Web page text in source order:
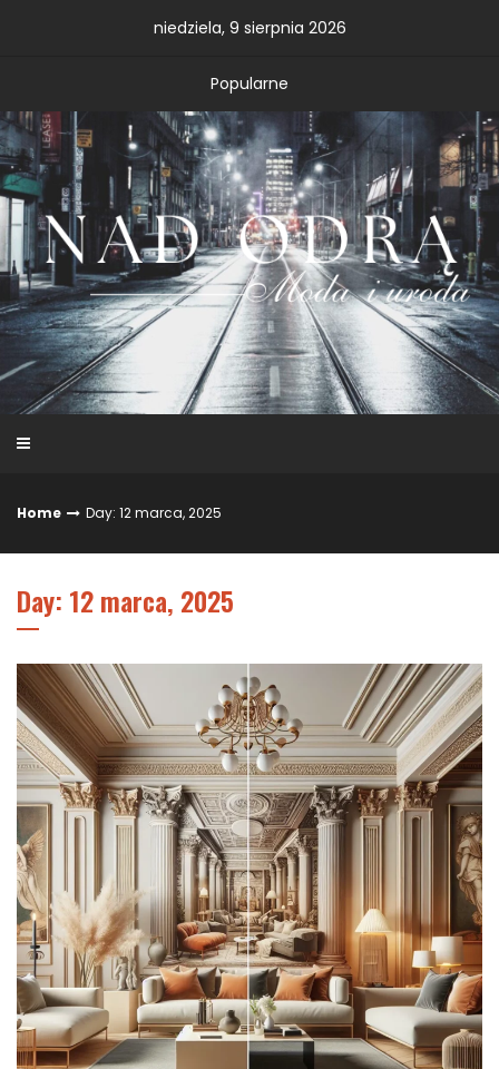
niedziela, 9 sierpnia 2026
Popularne
Home Day: 12 marca, 2025
Day: 12 marca, 2025